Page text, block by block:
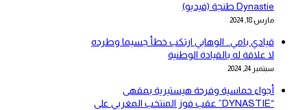
Dynastie طنجة (فيديو)
مارس 18, 2024
قيادي بامي.. الوهابي ارتكب خطأ جسيما وطرده
لا علاقة له بالقيادة الوطنية
سبتمبر 24, 2024
أجواء حماسية وفرحة هيستيرية بمقهى
“DYNASTIE” عقب فوز المنتخب المغربي على